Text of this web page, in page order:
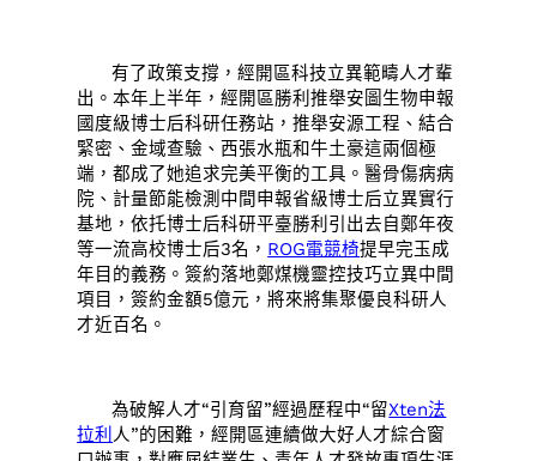
有了政策支撐，經開區科技立異範疇人才輩
出。本年上半年，經開區勝利推舉安圖生物申報
國度級博士后科研任務站，推舉安源工程、結合
緊密、金域查驗、西張水瓶和牛土豪這兩個極
端，都成了她追求完美平衡的工具。醫骨傷病病
院、計量節能檢測中間申報省級博士后立異實行
基地，依托博士后科研平臺勝利引出去自鄭年夜
等一流高校博士后3名， ROG電競椅提早完玉成
年目的義務。簽約落地鄭煤機靈控技巧立異中間
項目，簽約金額5億元，將來將集聚優良科研人
才近百名。
為破解人才“引育留”經過歷程中“留Xten法
拉利 人”的困難，經開區連續做大好人才綜合窗